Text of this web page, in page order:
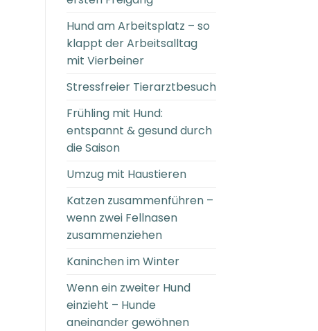
Hund am Arbeitsplatz – so
klappt der Arbeitsalltag
mit Vierbeiner
Stressfreier Tierarztbesuch
Frühling mit Hund:
entspannt & gesund durch
die Saison
Umzug mit Haustieren
Katzen zusammenführen –
wenn zwei Fellnasen
zusammenziehen
Kaninchen im Winter
Wenn ein zweiter Hund
einzieht – Hunde
aneinander gewöhnen